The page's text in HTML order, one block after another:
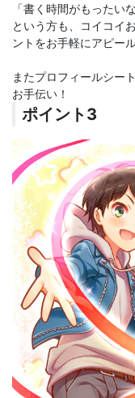
「書く時間がもったい
という方も、コイコイ
ントをお手軽にアピー
またプロフィールシー
お手伝い！
ポイント3